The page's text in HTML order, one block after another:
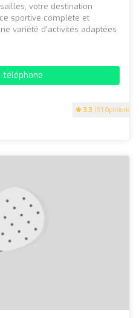
3.3 (91 Opinions)
votre destination
sportive complète et
variété d'activités adaptées